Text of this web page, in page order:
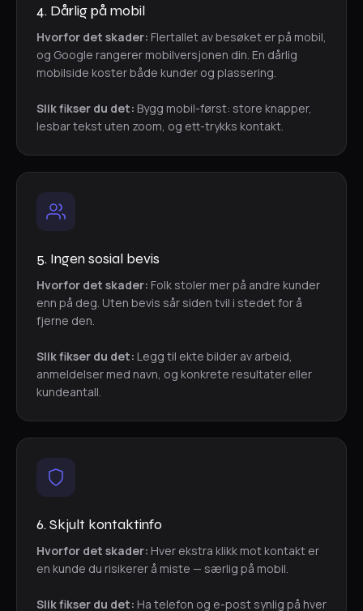
4. Dårlig på mobil
Hvorfor det skader: Flertallet av besøket er på mobil,
og Google rangerer mobilversjonen din. En dårlig
mobilside koster både kunder og plassering.
Slik fikser du det: Bygg mobil-først: store knapper,
lesbar tekst uten zoom, og ett-trykks kontakt.
5. Ingen sosial bevis
Hvorfor det skader: Folk stoler mer på andre kunder
enn på deg. Uten bevis sår siden tvil i stedet for å
fjerne den.
Slik fikser du det: Legg til ekte bilder av arbeid,
anmeldelser med navn, og konkrete resultater eller
kundeantall.
6. Skjult kontaktinfo
Hvorfor det skader: Hver ekstra klikk mot kontakt er
en kunde du risikerer å miste — særlig på mobil.
Slik fikser du det: Ha telefon og e-post synlig på hver